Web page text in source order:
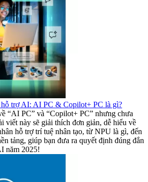
hỗ trợ AI: AI PC & Copilot+ PC là gì?
“AI PC” và “Copilot+ PC” nhưng chưa
viết này sẽ giải thích đơn giản, dễ hiểu về
hỗ trợ trí tuệ nhân tạo, từ NPU là gì, đến
tảng, giúp bạn đưa ra quyết định đúng đắn
năm 2025!